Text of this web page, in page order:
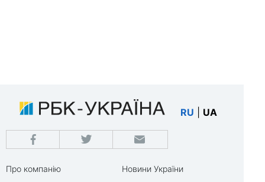
RU UA
Про компанію
Новини України